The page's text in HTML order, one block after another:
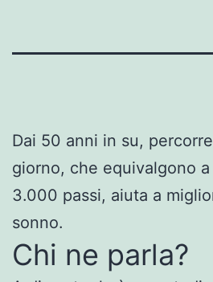
Dai 50 anni in su,
giorno, che equivalgono
3.000 passi, aiuta a
sonno.
Chi ne parla?